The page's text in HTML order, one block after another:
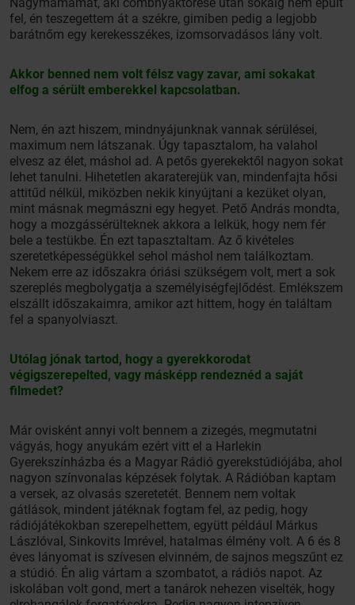
fel, én teszegettem át a székre, gimiben pedig a legjobb
barátnőm egy kerekesszékes, izomsorvadásos lány volt.
Akkor benned nem volt félsz vagy zavar, ami sokakat
elfog a sérült emberekkel kapcsolatban.
Nem, én azt hiszem, mindnyájunknak vannak sérülései,
maximum nem látszanak. Úgy tapasztalom, ha valahol
elvesz az élet, máshol ad. A petős gyerekektől nagyon sokat
lehet tanulni. Hihetetlen akaraterejük van, mindenfajta hősi
attitűd nélkül, miközben nekik kinyújtani a kezüket olyan,
mint másnak megmászni egy hegyet. Pető András mondta,
hogy a mozgássérülteknek akkora a lelkük, hogy nem fér
bele a testükbe. Én ezt tapasztaltam. Az ő kivételes
szeretetképességükkel sehol máshol nem találkoztam.
Nekem erre az időszakra óriási szükségem volt, mert a sok
szereplés megbolygatja a személyiségfejlődést. Emlékszem
elszállt időszakaimra, amikor azt hittem, hogy én találtam
fel a spanyolviaszt.
Utólag jónak tartod, hogy a gyerekkorodat
végigszerepelted, vagy másképp rendeznéd a saját
filmedet?
Már ovisként annyi volt bennem a zizegés, megmutatni
vágyás, hogy anyukám ezért vitt el a Harlekin
Gyerekszínházba és a Magyar Rádió gyerekstúdiójába, ahol
nagyon színvonalas képzések folytak. A Rádióban kaptam
a versek, az olvasás szeretetét. Bennem nem voltak
gátlások, mindent játéknak fogtam fel, az pedig, hogy
rádiójátékokban szerepelhettem, együtt például Márkus
Lászlóval, Sinkovits Imrével, hatalmas élmény volt. A 6 és 8
éves lányomat is szívesen elvinném, de sajnos megszűnt ez
a stúdió. Én alig vártam a szombatot, a rádiós napot. Az
iskolában volt gond, mert a tanárok nehezen viselték, hogy